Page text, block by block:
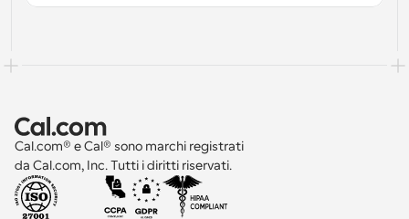
Cal.com® e Cal® sono marchi registrati
da Cal.com, Inc. Tutti i diritti riservati.